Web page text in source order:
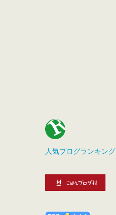
人気ブログランキング